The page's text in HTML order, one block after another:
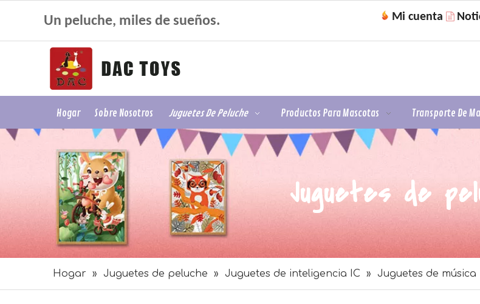
Un peluche, miles de sueños. Mi cuenta 
Hogar Sobre Nosotros Juguetes De Peluche Productos Para Mascotas Transporte De
Juguetes de
Hogar » Juguetes de peluche » Juguetes de inteligencia IC » Juguetes de música